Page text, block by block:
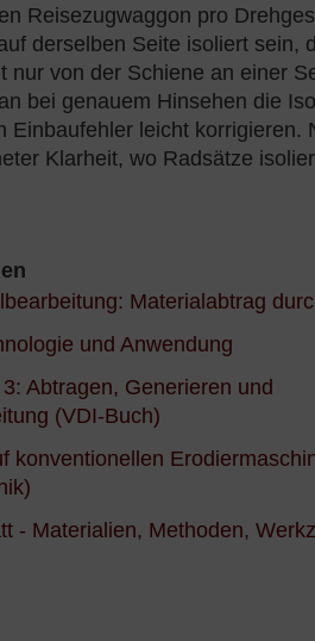
Reisezugwaggon pro
derselben Seite isoliert sein,
nur von der Schiene an einer
bei genauem Hinsehen die
Einbaufehler leicht korrigieren.
Klarheit, wo Radsätze
Materialabtrag
und Anwendung
Abtragen, Generieren und
(VDI-Buch)
konventionellen
- Materialien, Methoden,